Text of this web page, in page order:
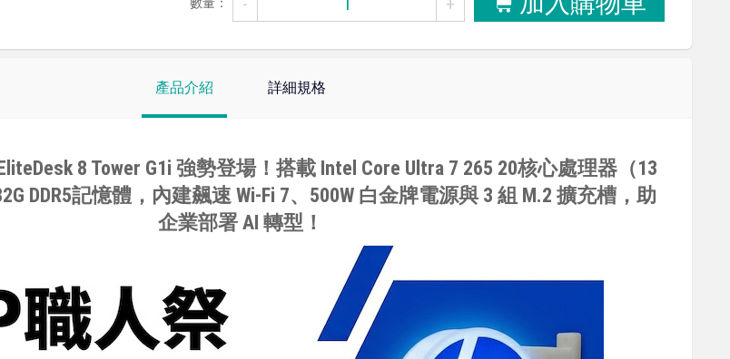
數量：
產品介紹 詳細規格
8 Tower G1i 強勢登場！搭載 Intel Core Ultra 7 265 20核心處理器（13
DDR5記憶體，內建飆速 Wi-Fi 7、500W 白金牌電源與 3 組 M.2 擴充槽，助
企業部署 AI 轉型！